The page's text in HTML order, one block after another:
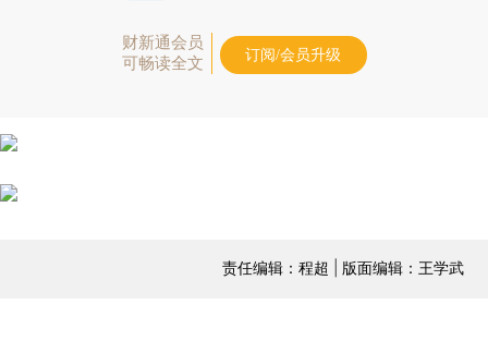
财新通会员
可畅读全文
订阅/会员升级
责任编辑：程超 | 版面编辑：王学武